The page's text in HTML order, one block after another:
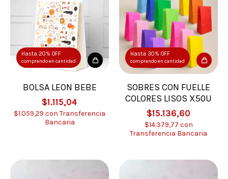
Hasta 20% OFF
comprando en cantidad
BOLSA LEON BEBE
$1.115,04
$1.059,29 con Transferencia
Bancaria
Hasta 30% OFF
comprando en cantidad
SOBRES CON FUELLE
COLORES LISOS X50U
$15.136,60
$14.379,77 con
Transferencia Bancaria